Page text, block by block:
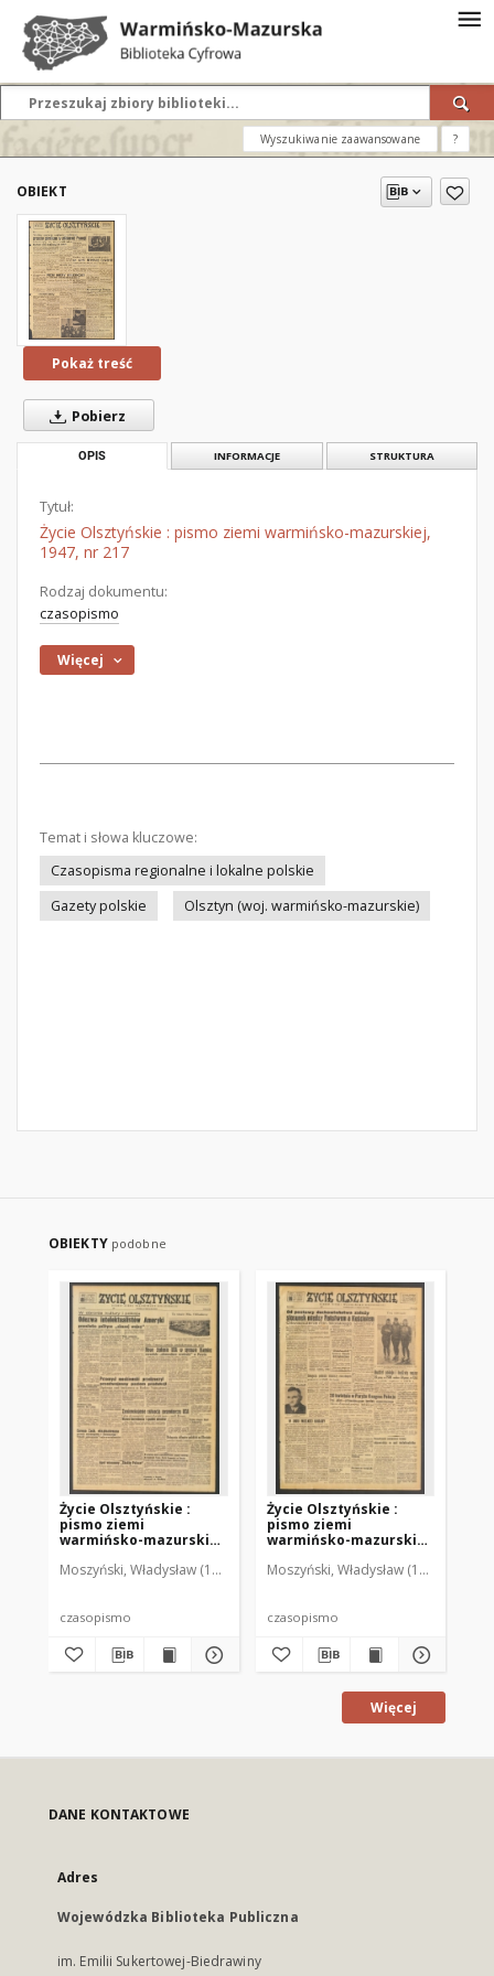
Wyszukiwanie zaawansowane ?
OBIEKT
Pokaż treść
Pobierz
OPIS INFORMACJE STRUKTURA
Tytuł:
Życie Olsztyńskie : pismo ziemi warmińsko-mazurskiej,
1947, nr 217
Rodzaj dokumentu:
czasopismo
Więcej
Temat i słowa kluczowe:
Czasopisma regionalne i lokalne polskie
Gazety polskie
Olsztyn (woj. warmińsko-mazurskie)
OBIEKTY podobne
Życie Olsztyńskie :
pismo ziemi
warmińsko-mazurskiej,
Moszyński, Władysław (1922-2001). Red. Mroczkowski, Włodzimierz
czasopismo
Życie Olsztyńskie :
pismo ziemi
warmińsko-mazurskiej,
Moszyński, Władysław (1922-2001).
czasopismo
Więcej
DANE KONTAKTOWE
Adres
Wojewódzka Biblioteka Publiczna
im. Emilii Sukertowej-Biedrawiny